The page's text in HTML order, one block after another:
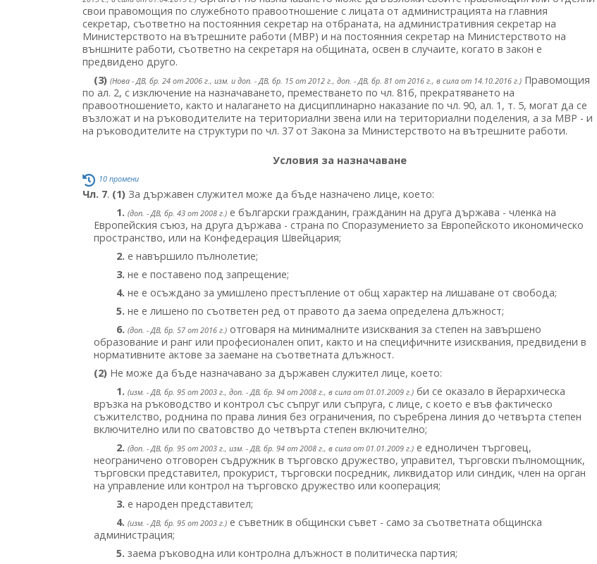
свои правомощия по служебното правоотношение с лицата от администрацията на главния
секретар, съответно на постоянния секретар на отбраната, на административния секретар на
Министерството на вътрешните работи (МВР) и на постоянния секретар на Министерството на
външните работи, съответно на секретаря на общината, освен в случаите, когато в закон е
предвидено друго.
(3) (Нова - ДВ, бр. 24 от 2006 г., изм. и доп. - ДВ, бр. 15 от 2012 г., доп. - ДВ, бр. 81 от 2016 г., в сила от 14.10.2016 г.) Правомощия
по ал. 2, с изключение на назначаването, преместването по чл. 81б, прекратяването на
правоотношението, както и налагането на дисциплинарно наказание по чл. 90, ал. 1, т. 5, могат да се
възложат и на ръководителите на териториални звена или на териториални поделения, а за МВР - и
на ръководителите на структури по чл. 37 от Закона за Министерството на вътрешните работи.
Условия за назначаване
10 промени
Чл. 7. (1) За държавен служител може да бъде назначено лице, което:
1. (доп. - ДВ, бр. 43 от 2008 г.) е български гражданин, гражданин на друга държава - членка на
Европейския съюз, на друга държава - страна по Споразумението за Европейското икономическо
пространство, или на Конфедерация Швейцария;
2. е навършило пълнолетие;
3. не е поставено под запрещение;
4. не е осъждано за умишлено престъпление от общ характер на лишаване от свобода;
5. не е лишено по съответен ред от правото да заема определена длъжност;
6. (доп. - ДВ, бр. 57 от 2016 г.) отговаря на минималните изисквания за степен на завършено
образование и ранг или професионален опит, както и на специфичните изисквания, предвидени в
нормативните актове за заемане на съответната длъжност.
(2) Не може да бъде назначавано за държавен служител лице, което:
1. (изм. - ДВ, бр. 95 от 2003 г., доп. - ДВ, бр. 94 от 2008 г., в сила от 01.01.2009 г.) би се оказало в йерархическа
връзка на ръководство и контрол със съпруг или съпруга, с лице, с което е във фактическо
съжителство, роднина по права линия без ограничения, по съребрена линия до четвърта степен
включително или по сватовство до четвърта степен включително;
2. (доп. - ДВ, бр. 95 от 2003 г., изм. - ДВ, бр. 94 от 2008 г., в сила от 01.01.2009 г.) е едноличен търговец,
неограничено отговорен съдружник в търговско дружество, управител, търговски пълномощник,
търговски представител, прокурист, търговски посредник, ликвидатор или синдик, член на орган
на управление или контрол на търговско дружество или кооперация;
3. е народен представител;
4. (изм. - ДВ, бр. 95 от 2003 г.) е съветник в общински съвет - само за съответната общинска
администрация;
5. заема ръководна или контролна длъжност в политическа партия;